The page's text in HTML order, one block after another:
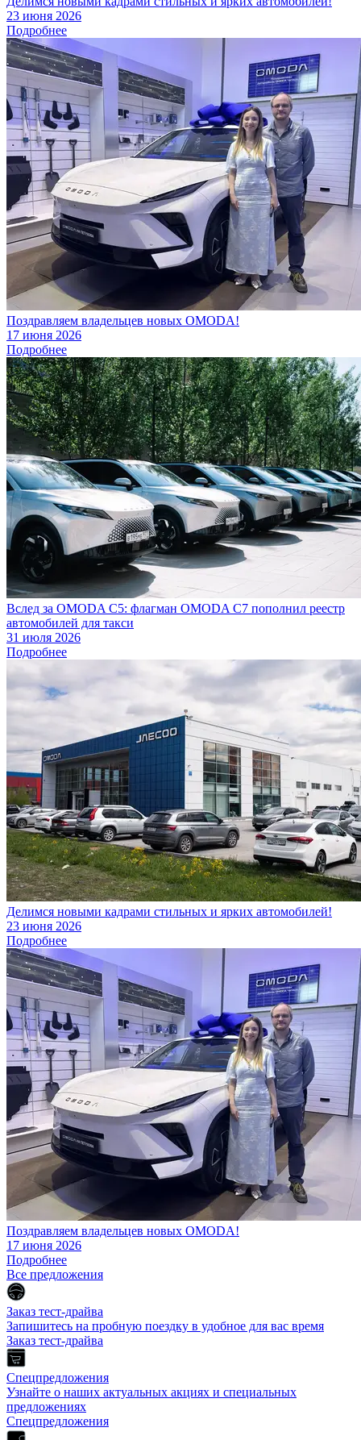
23 июня 2026
Подробнее
Поздравляем владельцев новых OMODA!
17 июня 2026
Подробнее
Вслед за OMODA C5: флагман OMODA C7 пополнил реестр
автомобилей для такси
31 июля 2026
Подробнее
Делимся новыми кадрами стильных и ярких автомобилей!
23 июня 2026
Подробнее
Поздравляем владельцев новых OMODA!
17 июня 2026
Подробнее
Все предложения
Заказ тест-драйва
Запишитесь на пробную поездку в удобное для вас время
Заказ тест-драйва
Спецпредложения
Узнайте о наших актуальных акциях и специальных
предложениях
Спецпредложения